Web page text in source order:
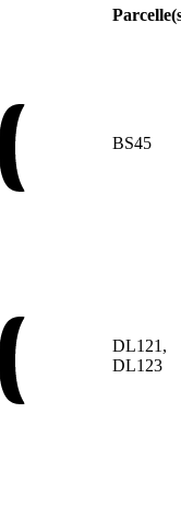
BS45
DL121,
DL123